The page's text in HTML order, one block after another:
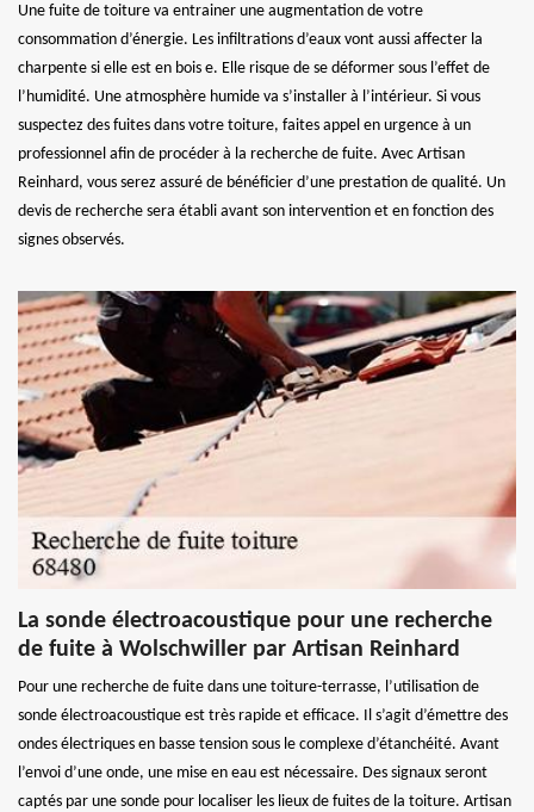
Une fuite de toiture va entrainer une augmentation de votre
consommation d’énergie. Les infiltrations d’eaux vont aussi affecter la
charpente si elle est en bois e. Elle risque de se déformer sous l’effet de
l’humidité. Une atmosphère humide va s’installer à l’intérieur. Si vous
suspectez des fuites dans votre toiture, faites appel en urgence à un
professionnel afin de procéder à la recherche de fuite. Avec Artisan
Reinhard, vous serez assuré de bénéficier d’une prestation de qualité. Un
devis de recherche sera établi avant son intervention et en fonction des
signes observés.
La sonde électroacoustique pour une recherche
de fuite à Wolschwiller par Artisan Reinhard
Pour une recherche de fuite dans une toiture-terrasse, l’utilisation de
sonde électroacoustique est très rapide et efficace. Il s’agit d’émettre des
ondes électriques en basse tension sous le complexe d’étanchéité. Avant
l’envoi d’une onde, une mise en eau est nécessaire. Des signaux seront
captés par une sonde pour localiser les lieux de fuites de la toiture. Artisan